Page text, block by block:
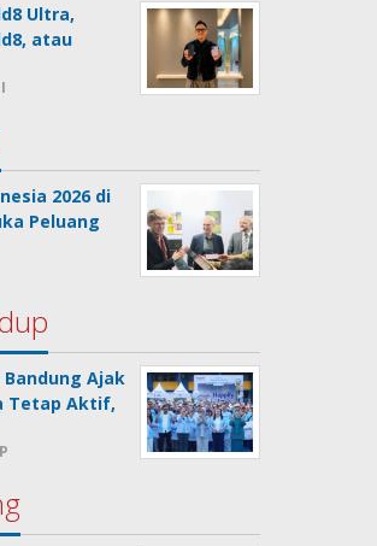
Ultra,
atau
2026 di
Peluang
Bandung Ajak
Tetap Aktif,